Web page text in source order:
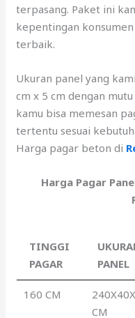
terpasang. Paket ini
kepentingan
terbaik.
Ukuran panel yang
cm x 5 cm dengan
kamu bisa memesan
tertentu sesuai
Harga pagar beton di
Harga Pagar
TINGGI
PAGAR
PANEL
160 CM
CM